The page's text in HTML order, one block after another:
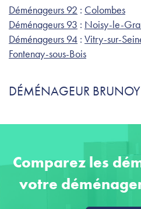
Déménageurs 92 : Colombes
Déménageurs 93 : Noisy-le-
Déménageurs 94 : Vitry-sur-
Fontenay-sous-Bois
DÉMÉNAGEUR
Comparez les
votre